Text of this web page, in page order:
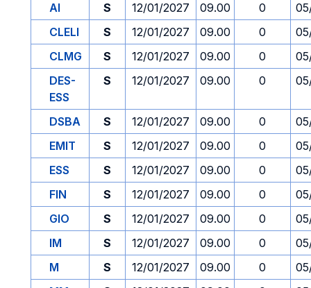
AI
S 12/01/2027 09.00 0
CLELI
S 12/01/2027 09.00 0
CLMG
S 12/01/2027 09.00 0
DES-
ESS
S 12/01/2027 09.00 0
DSBA S 12/01/2027 09.00 0
EMIT
S 12/01/2027 09.00 0
ESS
S 12/01/2027 09.00 0
FIN
S 12/01/2027 09.00 0
GIO
S 12/01/2027 09.00 0
IM
S 12/01/2027 09.00 0
M
S 12/01/2027 09.00 0